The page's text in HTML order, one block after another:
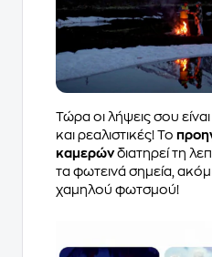
Τώρα οι λήψεις σου
και ρεαλιστικές! Το
καμερώνδιατηρεί τη
τα φωτεινά σημεία,
χαμηλού φωτσμού!